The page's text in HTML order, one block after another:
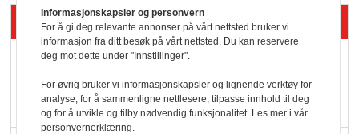
Siste artikler - KBS
Mat er viktigere enn
pris når elbilister
velger ladestopp
Informasjonskapsler og personvern
For å gi deg relevante annonser på vårt nettsted bruker vi
informasjon fra ditt besøk på vårt nettsted. Du kan reservere
deg mot dette under "Innstillinger".
For øvrig bruker vi informasjonskapsler og lignende verktøy for
analyse, for å sammenligne nettlesere, tilpasse innhold til deg
og for å utvikle og tilby nødvendig funksjonalitet. Les mer i vår
personvernerklæring.